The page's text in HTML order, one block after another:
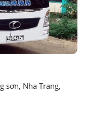
sơn, Nha Trang,